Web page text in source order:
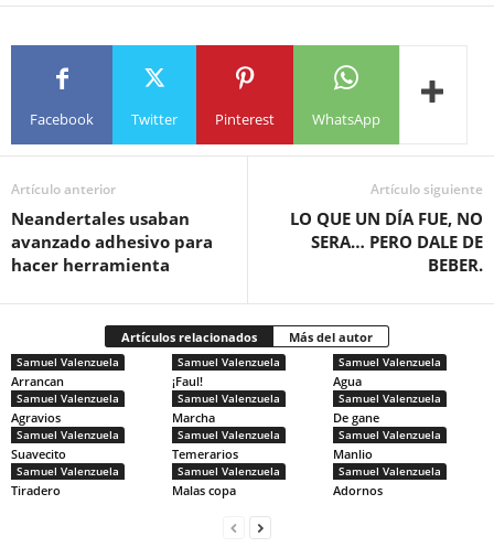
Facebook Twitter Pinterest WhatsApp
Artículo anterior
Neandertales usaban
avanzado adhesivo para
hacer herramienta
Artículo siguiente
LO QUE UN DÍA FUE, NO
SERA… PERO DALE DE
BEBER.
Artículos relacionados Más del autor
Samuel Valenzuela
Arrancan
Samuel Valenzuela
¡Faul!
Samuel Valenzuela
Agua
Samuel Valenzuela
Agravios
Samuel Valenzuela
Marcha
Samuel Valenzuela
De gane
Samuel Valenzuela
Suavecito
Samuel Valenzuela
Temerarios
Samuel Valenzuela
Manlio
Samuel Valenzuela
Tiradero
Samuel Valenzuela
Malas copa
Samuel Valenzuela
Adornos